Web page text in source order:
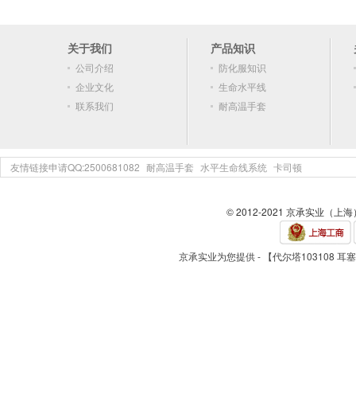
关于我们
公司介绍
企业文化
联系我们
产品知识
防化服知识
生命水平线
耐高温手套
友情链接申请QQ:2500681082 耐高温手套 水平生命线系统 卡司顿
© 2012-2021 京承实业（上
京承实业为您提供 - 【代尔塔103108 耳